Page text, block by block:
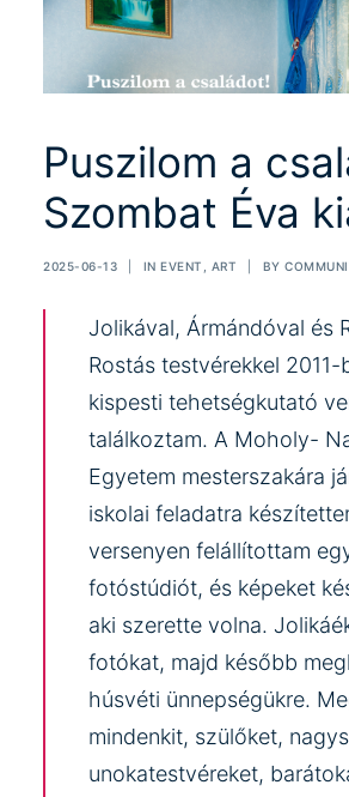
Puszilom a
Szombat Éva
2025-06-13 IN EVENT ART BY
Jolikával, Ármándóval és
Rostás testvérekkel 2011-
kispesti tehetségkutató
találkoztam. A Moholy-
Egyetem mesterszakára
iskolai feladatra
versenyen felállítottam
fotóstúdiót, és képeket
aki szerette volna.
fotókat, majd később
húsvéti ünnepségükre.
mindenkit, szülőket,
unokatestvéreket,